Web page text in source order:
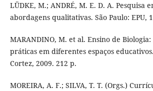
LÜDKE, M.; ANDRÉ, M. E. D. A. Pesquisa
abordagens qualitativas. São Paulo: EPU,
MARANDINO, M. et al. Ensino de
práticas em diferentes espaços
Cortez, 2009. 212 p.
MOREIRA, A. F.; SILVA, T. T. (Orgs.)